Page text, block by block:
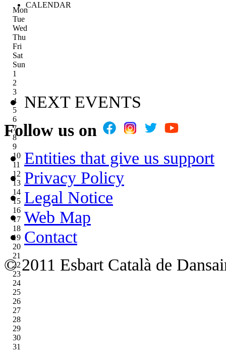
CALENDAR
Mon
Tue
Wed
Thu
Fri
Sat
Sun
1
2
3
4
5
6
7
8
9
10
11
12
13
14
15
16
17
18
19
20
21
22
23
24
25
26
27
28
29
30
31
NEXT EVENTS
Follow us on
Entities that give us support
Privacy Policy
Legal Notice
Web Map
Contact
© 2011 Esbart Català de